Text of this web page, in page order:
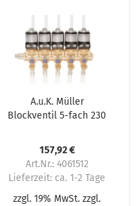
A.u.K. Müller
Blockventil 5-fach 230
Zanussi,Spazio
157,92 €
Art.Nr.: 4061512
Lieferzeit: ca. 1-2 Tage
zzgl. 19% MwSt. zzgl.